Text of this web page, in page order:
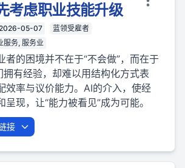
考虑职业技能升级
05-07
蓝领受雇者
服务, 服务业
者的困境并不在于“不会做”，而在于
拥有经验，却难以用结构化方式表
效率与议价能力。AI的介入，使经
现，让“能力被看见”成为可能。
接